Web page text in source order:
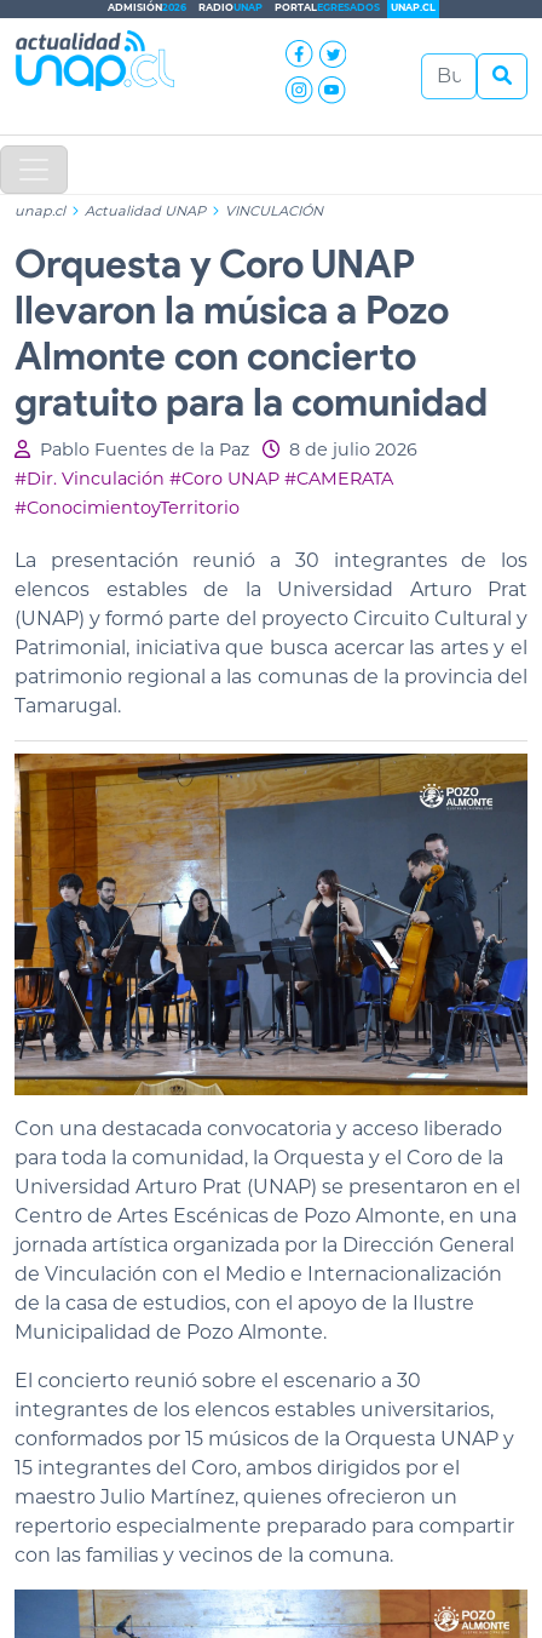
ADMISIÓN2026 RADIOUNAP PORTALEGRESADOS UNAP.CL
unap.cl Actualidad UNAP VINCULACIÓN
Orquesta y Coro UNAP
llevaron la música a Pozo
Almonte con concierto
gratuito para la comunidad
Pablo Fuentes de la Paz
8 de julio 2026
#Dir. Vinculación #Coro UNAP #CAMERATA
#ConocimientoyTerritorio
La presentación reunió a 30 integrantes de los
elencos estables de la Universidad Arturo Prat
(UNAP) y formó parte del proyecto Circuito Cultural y
Patrimonial, iniciativa que busca acercar las artes y el
patrimonio regional a las comunas de la provincia del
Tamarugal.
Con una destacada convocatoria y acceso liberado
para toda la comunidad, la Orquesta y el Coro de la
Universidad Arturo Prat (UNAP) se presentaron en el
Centro de Artes Escénicas de Pozo Almonte, en una
jornada artística organizada por la Dirección General
de Vinculación con el Medio e Internacionalización
de la casa de estudios, con el apoyo de la Ilustre
Municipalidad de Pozo Almonte.
El concierto reunió sobre el escenario a 30
integrantes de los elencos estables universitarios,
conformados por 15 músicos de la Orquesta UNAP y
15 integrantes del Coro, ambos dirigidos por el
maestro Julio Martínez, quienes ofrecieron un
repertorio especialmente preparado para compartir
con las familias y vecinos de la comuna.